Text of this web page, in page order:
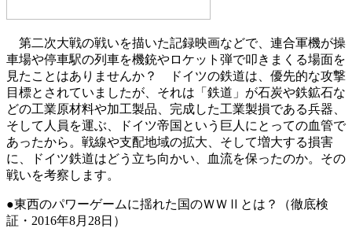
第二次大戦の戦いを描いた記録映画などで、連合軍機が操
車場や停車駅の列車を機銃やロケット弾で叩きまくる場面を
見たことはありませんか？ ドイツの鉄道は、優先的な攻撃
目標とされていましたが、それは「鉄道」が石炭や鉄鉱石な
どの工業原材料や加工製品、完成した工業製損である兵器、
そして人員を運ぶ、ドイツ帝国という巨人にとっての血管で
あったから。戦線や支配地域の拡大、そして増大する損害
に、ドイツ鉄道はどう立ち向かい、血流を保ったのか。その
戦いを考察します。
●東西のパワーゲームに揺れた国のＷＷⅡとは？
（徹底検
証・2016年8月28日）